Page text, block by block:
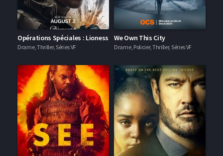
Opérations Spéciales : Lioness
Drame, Thriller, Séries VF
We Own This City
Drame, Policier, Thriller, Séries VF